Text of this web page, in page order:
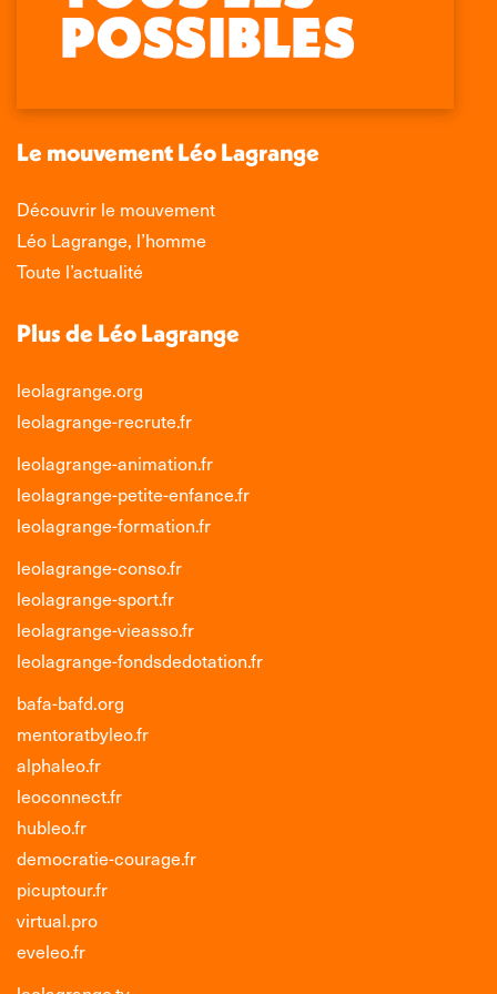
Facebook
s'ouvre
une
fenêtre
X
s'ouvre
une
fenêtre
LinkedIn
s'ouvre
une
fenêtre
Instagram
s'ouvre
une
nouvelle
fenêtre
Le mouvement Léo Lagrange
Découvrir le mouvement
Léo Lagrange, l’homme
Toute l’actualité
Plus de Léo Lagrange
leolagrange.org
leolagrange-recrute.fr
leolagrange-animation.fr
leolagrange-petite-enfance.fr
leolagrange-formation.fr
leolagrange-conso.fr
leolagrange-sport.fr
leolagrange-vieasso.fr
leolagrange-fondsdedotation.fr
bafa-bafd.org
mentoratbyleo.fr
alphaleo.fr
leoconnect.fr
hubleo.fr
democratie-courage.fr
picuptour.fr
virtual.pro
eveleo.fr